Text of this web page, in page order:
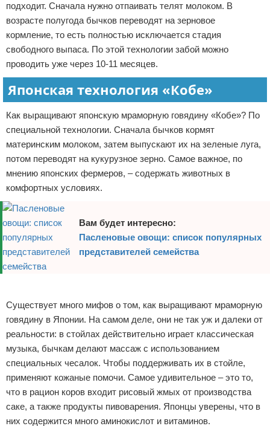
подходит. Сначала нужно отпаивать телят молоком. В
возрасте полугода бычков переводят на зерновое
кормление, то есть полностью исключается стадия
свободного выпаса. По этой технологии забой можно
проводить уже через 10-11 месяцев.
Японская технология «Кобе»
Как выращивают японскую мраморную говядину «Кобе»? По
специальной технологии. Сначала бычков кормят
материнским молоком, затем выпускают их на зеленые луга,
потом переводят на кукурузное зерно. Самое важное, по
мнению японских фермеров, – содержать животных в
комфортных условиях.
Вам будет интересно:
Пасленовые овощи: список популярных
представителей семейства
Существует много мифов о том, как выращивают мраморную
говядину в Японии. На самом деле, они не так уж и далеки от
реальности: в стойлах действительно играет классическая
музыка, бычкам делают массаж с использованием
специальных чесалок. Чтобы поддерживать их в стойле,
применяют кожаные помочи. Самое удивительное – это то,
что в рацион коров входит рисовый жмых от производства
саке, а также продукты пивоварения. Японцы уверены, что в
них содержится много аминокислот и витаминов.